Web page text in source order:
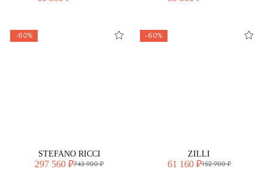
-60%
STEFANO RICCI
297 560 ₽743 900 ₽
-60%
ZILLI
61 160 ₽152 900 ₽